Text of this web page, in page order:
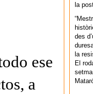
ese
a
la
des
la
El